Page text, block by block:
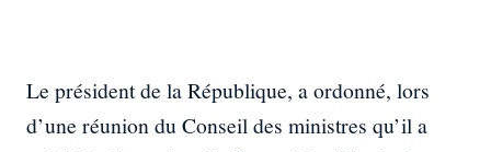
Le président de la République, a ordonné, lors
d’une réunion du Conseil des ministres qu’il a